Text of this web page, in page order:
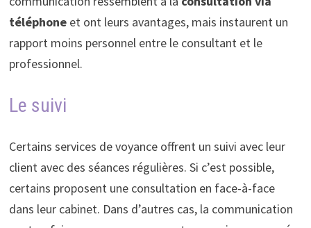
téléphoneet ont leurs avantages, mais instaurent un
rapport moins personnel entre le consultant et le
professionnel.
Le suivi
Certains services de voyance offrent un suivi avec leur
client avec des séances régulières. Si c’est possible,
certains proposent une consultation en face-à-face
dans leur cabinet. Dans d’autres cas, la communication